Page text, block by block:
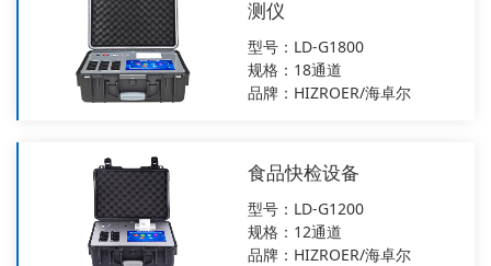
测仪
型号：LD-G1800
规格：18通道
品牌：HIZROER/海卓尔
食品快检设备
型号：LD-G1200
规格：12通道
品牌：HIZROER/海卓尔